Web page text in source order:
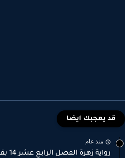
قد يعجبك ايضا
منذ عام
رواية زهرة الفصل الرابع عشر 14 بقلم فريده احمد